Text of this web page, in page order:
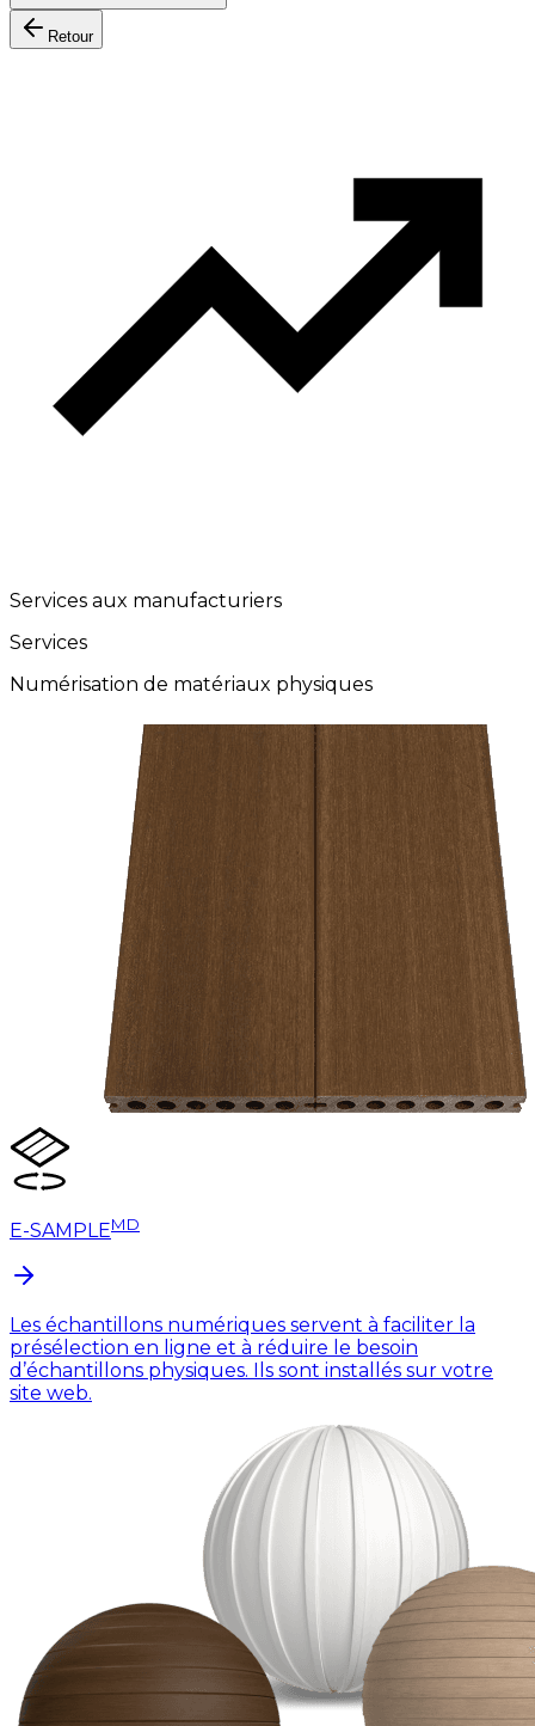
Retour
Services aux manufacturiers
Services
Numérisation de matériaux physiques
E-SAMPLEMD
Les échantillons numériques servent à faciliter la
présélection en ligne et à réduire le besoin
d’échantillons physiques. Ils sont installés sur votre
site web.